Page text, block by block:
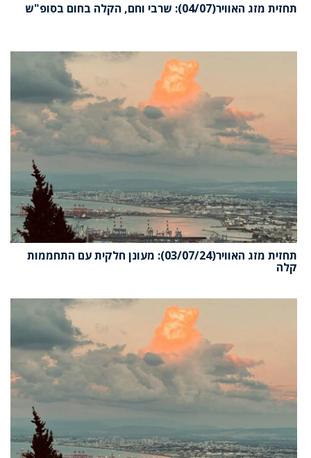
תחזית מזג האוויר(04/07): שרבי וחם, הקלה בחום בסופ"ש
תחזית מזג האוויר(03/07/24): מעונן חלקית עם התחממות
קלה